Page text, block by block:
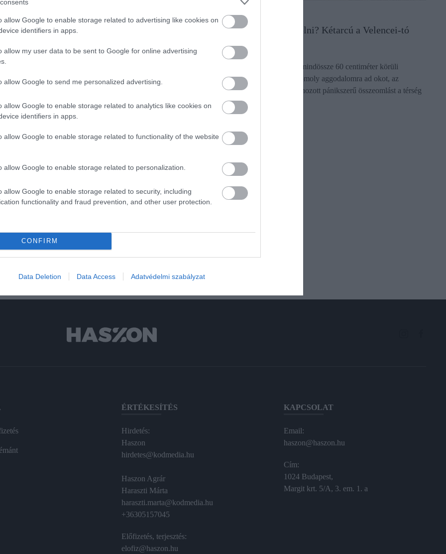
allow Google to enable storage related to advertising like cookies on
identifiers in apps.
allow my user data to be sent to Google for online advertising
allow Google to send me personalized advertising.
allow Google to enable storage related to analytics like cookies on
identifiers in apps.
allow Google to enable storage related to functionality of the website
allow Google to enable storage related to personalization.
allow Google to enable storage related to security, including
functionality and fraud prevention, and other user protection.
CONFIRM
Data Deletion Data Access Adatvédelmi szabályzat
"A közmédia nem hazudhat. Bocsánatot kérünk, amiért
hogy a jövőben független és hiteles legyen. A
filmekkel és hírszolgáltatás nélkül indul újra. A
hallgatható, egyelőre hírszolgáltatás nélkül. Az új
ütemezetten indulnak újra. Az átállás a
érinti érdemben.
mérkőzései is - változatlanul, zavartalanul
INGATLAN
Érdemes most vásárolni? Kétarcú a Velencei-tó
ingatlanpiaca
Bár a Velencei-tó kritikus, mindössze 60 centiméter körüli
rekordalacsony vízállása komoly aggodalomra ad okot, az
ökológiai válság még nem hozott pánikszerű összeomlást a térség
lakáspiacán. A…
rectangle
ÉRTÉKESÍTÉS
Hirdetés:
Haszon
hirdetes@kodmedia.hu
Haszon Agrár
Haraszti Márta
haraszti.marta@kodmedia.hu
+36305157045
Előfizetés, terjesztés:
elofiz@haszon.hu
KAPCSOLAT
Email:
haszon@haszon.hu
Cím:
1024 Budapest,
Margit krt. 5/A, 3. em. 1. a